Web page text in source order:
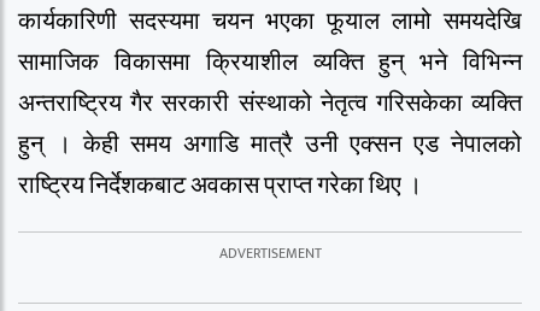
कार्यकारिणी सदस्यमा चयन भएका फूयाल लामो समयदेखि
सामाजिक विकासमा क्रियाशील व्यक्ति हुन् भने विभिन्न
अन्तराष्ट्रिय गैर सरकारी संस्थाको नेतृत्व गरिसकेका व्यक्ति
हुन् । केही समय अगाडि मात्रै उनी एक्सन एड नेपालको
राष्ट्रिय निर्देशकबाट अवकास प्राप्त गरेका थिए ।